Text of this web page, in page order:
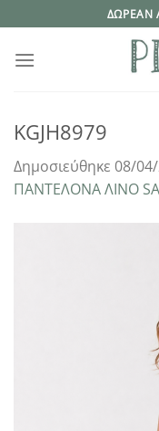
στο
περιεχόμενο
ΔΩΡΕΑΝ
KGJH8979
Δημοσιεύθηκε 08/
ΠΑΝΤΕΛΟΝΑ ΛΙΝΟ